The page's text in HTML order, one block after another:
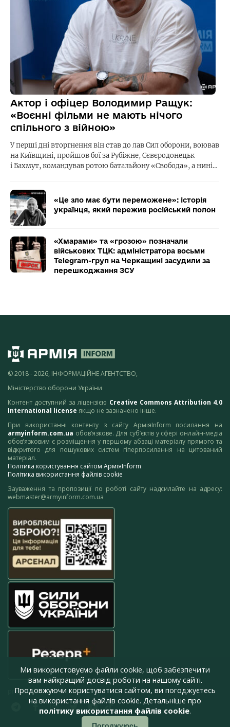
Актор і офіцер Володимир Ращук:
«Воєнні фільми не мають нічого
спільного з війною»
У перші дні вторгнення він став до лав Сил оборони, воював
на Київщині, пройшов бої за Рубіжне, Сєвєродонецьк
і Бахмут, командував ротою батальйону «Свобода», а нині…
«Це зло має бути переможене»: історія
українця, який пережив російський полон
«Хмарами» та «грозою» позначали
військових ТЦК: адміністратора восьми
Telegram-груп на Черкащині засудили за
перешкоджання ЗСУ
© 2018 - 2026, ІНФОРМАЦІЙНЕ АГЕНТСТВО,
Міністерство оборони України
Контент доступний за ліцензією Creative Commons Attribution 4.0
International license якщо не зазначено інше.
При використанні контенту з сайту АрміяInform посилання на
armyinform.com.ua обов’язкове. Для суб’єктів у сфері онлайн-медіа
обов’язковим є розміщення у першому абзаці матеріалу прямого та
відкритого для пошукових систем гіперпосилання на цитований
матеріал.
Політика користування сайтом АрміяInform
Політика використання файлів cookie
Зауваження та пропозиції по роботі сайту надсилайте на адресу:
webmaster@armyinform.com.ua
press@armyinform.com.ua
Ми використовуємо файли cookie, щоб забезпечити
вам найкращий досвід роботи на нашому сайті.
Продовжуючи користуватися сайтом, ви погоджуєтесь
на використання файлів cookie. Детальніше про
політику використання файлів cookie.